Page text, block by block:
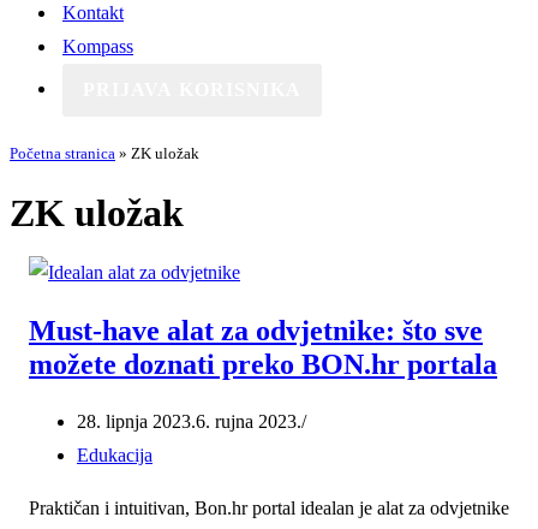
Kontakt
Kompass
Početna stranica » ZK uložak
ZK uložak
Must-have alat za odvjetnike: što sve
možete doznati preko BON.hr portala
28. lipnja 2023.6. rujna 2023.
Edukacija
Praktičan i intuitivan, Bon.hr portal idealan je alat za odvjetnike